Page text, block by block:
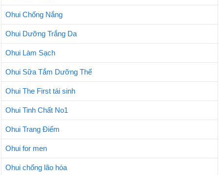
Ohui Chống Nắng
Ohui Dưỡng Trắng Da
Ohui Làm Sạch
Ohui Sữa Tắm Dưỡng Thể
Ohui The First tái sinh
Ohui Tinh Chất No1
Ohui Trang Điểm
Ohui for men
Ohui chống lão hóa